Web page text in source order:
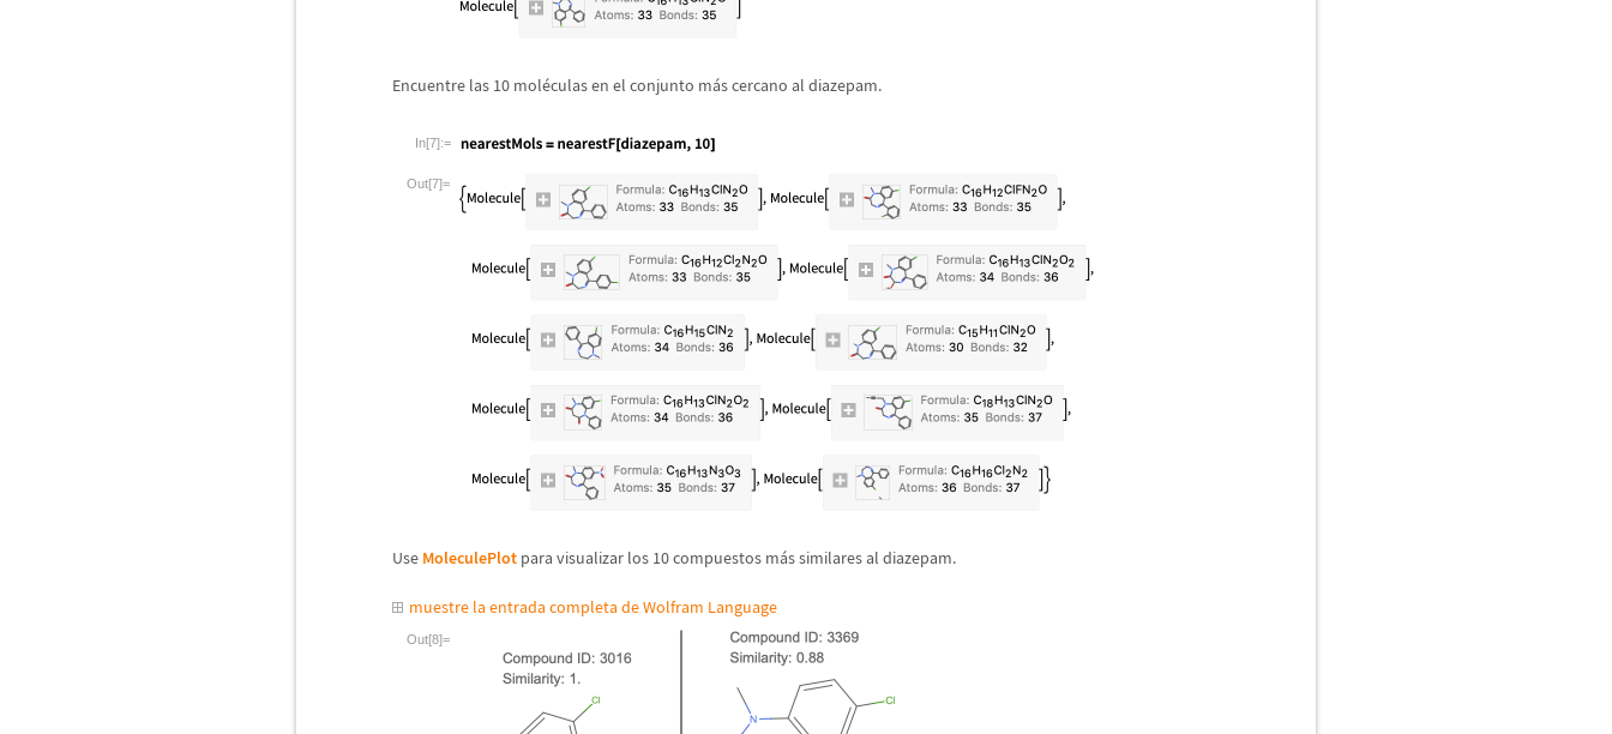
Encuentre las 10 moléculas en el conjunto más cercano al diazepam.
In[7]:=
Out[7]=
Use MoleculePlot para visualizar los 10 compuestos más similares al diazepam.
muestre la entrada completa de Wolfram Language
Out[8]=